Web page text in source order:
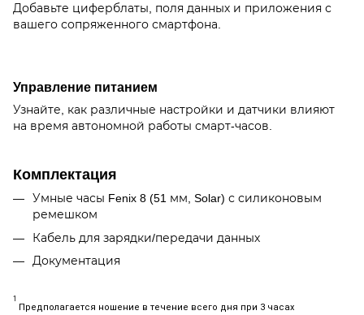
Добавьте циферблаты, поля данных и приложения с
вашего сопряженного смартфона.
Управление питанием
Узнайте, как различные настройки и датчики влияют
на время автономной работы смарт-часов.
Комплектация
Умные часы Fenix 8 (51 мм, Solar) с силиконовым
ремешком
Кабель для зарядки/передачи данных
Документация
1
Предполагается ношение в течение всего дня при 3 часах